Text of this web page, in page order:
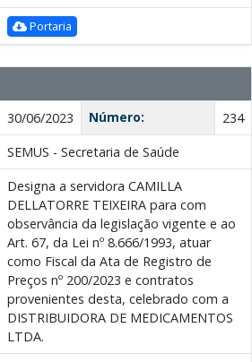
Portaria
30/06/2023 Número:
234
SEMUS - Secretaria de Saúde
Designa a servidora CAMILLA
DELLATORRE TEIXEIRA para com
observância da legislação vigente e ao
Art. 67, da Lei nº 8.666/1993, atuar
como Fiscal da Ata de Registro de
Preços nº 200/2023 e contratos
provenientes desta, celebrado com a
DISTRIBUIDORA DE MEDICAMENTOS
LTDA.